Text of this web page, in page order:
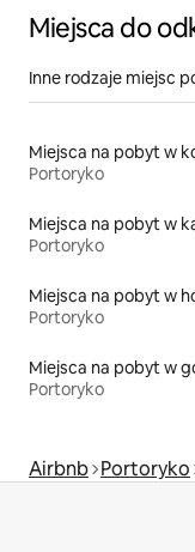
Miejsca do
Inne rodzaje miejsc
Portoryko
Portoryko
Miejsca na pobyt w
Portoryko
Portoryko
Airbnb Portoryko